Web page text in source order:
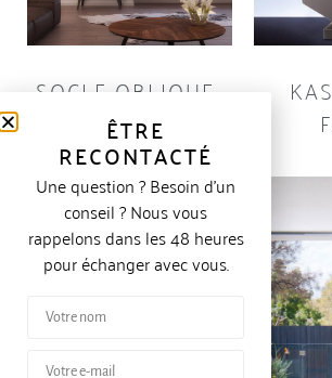
SOCLE OBLIQUE-
BECAFIRE
ÊTRE
RECONTACTÉ
Une question ? Besoin d’un
conseil ? Nous vous
rappelons dans les 48 heures
pour échanger avec vous.